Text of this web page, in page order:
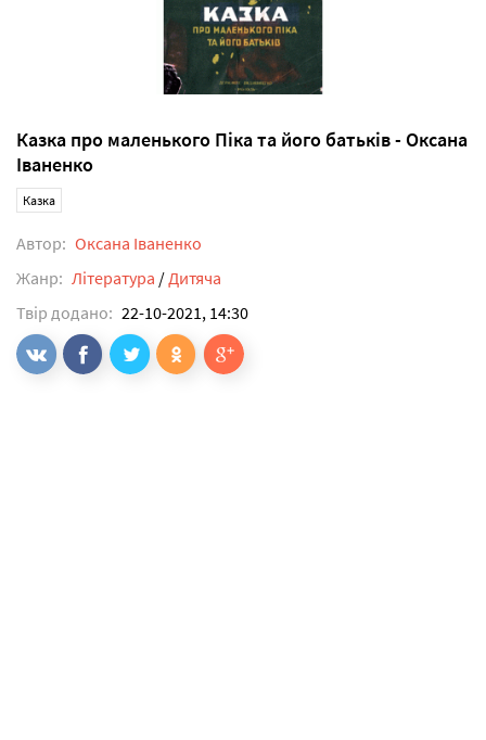
Казка про маленького Піка та його батьків - Оксана
Іваненко
Казка
Автор: Оксана Іваненко
Жанр: Література / Дитяча
Твір додано: 22-10-2021, 14:30